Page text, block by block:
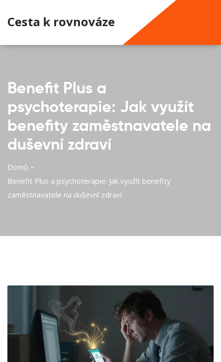
Cesta k rovnováze
Benefit Plus a
psychoterapie: Jak využít
benefity zaměstnavatele na
duševní zdraví
Domů
Benefit Plus a psychoterapie: Jak využít benefity
zaměstnavatele na duševní zdraví